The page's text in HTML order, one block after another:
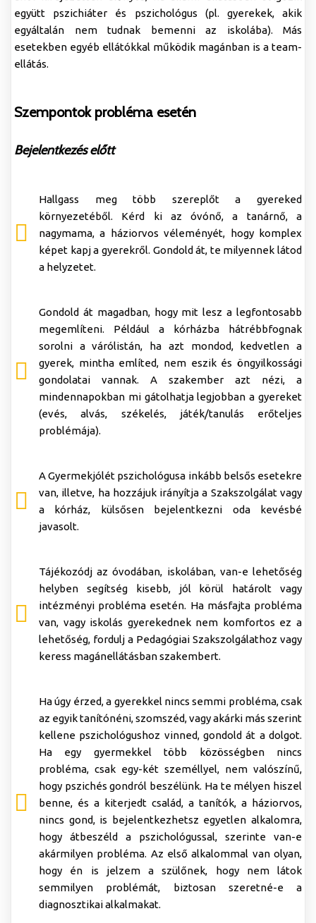
együtt pszichiáter és pszichológus (pl. gyerekek, akik
egyáltalán nem tudnak bemenni az iskolába). Más
esetekben egyéb ellátókkal működik magánban is a team-
ellátás.
Szempontok probléma esetén
Bejelentkezés előtt
Hallgass meg több szereplőt a gyereked
környezetéből. Kérd ki az óvónő, a tanárnő, a
nagymama, a háziorvos véleményét, hogy komplex
képet kapj a gyerekről. Gondold át, te milyennek látod
a helyzetet.
Gondold át magadban, hogy mit lesz a legfontosabb
megemlíteni. Például a kórházba hátrébbfognak
sorolni a várólistán, ha azt mondod, kedvetlen a
gyerek, mintha említed, nem eszik és öngyilkossági
gondolatai vannak. A szakember azt nézi, a
mindennapokban mi gátolhatja legjobban a gyereket
(evés, alvás, székelés, játék/tanulás erőteljes
problémája).
A Gyermekjólét pszichológusa inkább belsős esetekre
van, illetve, ha hozzájuk irányítja a Szakszolgálat vagy
a kórház, külsősen bejelentkezni oda kevésbé
javasolt.
Tájékozódj az óvodában, iskolában, van-e lehetőség
helyben segítség kisebb, jól körül határolt vagy
intézményi probléma esetén. Ha másfajta probléma
van, vagy iskolás gyerekednek nem komfortos ez a
lehetőség, fordulj a Pedagógiai Szakszolgálathoz vagy
keress magánellátásban szakembert.
Ha úgy érzed, a gyerekkel nincs semmi probléma, csak
az egyik tanítónéni, szomszéd, vagy akárki más szerint
kellene pszichológushoz vinned, gondold át a dolgot.
Ha egy gyermekkel több közösségben nincs
probléma, csak egy-két személlyel, nem valószínű,
hogy pszichés gondról beszélünk. Ha te mélyen hiszel
benne, és a kiterjedt család, a tanítók, a háziorvos,
nincs gond, is bejelentkezhetsz egyetlen alkalomra,
hogy átbeszéld a pszichológussal, szerinte van-e
akármilyen probléma. Az első alkalommal van olyan,
hogy én is jelzem a szülőnek, hogy nem látok
semmilyen problémát, biztosan szeretné-e a
diagnosztikai alkalmakat.